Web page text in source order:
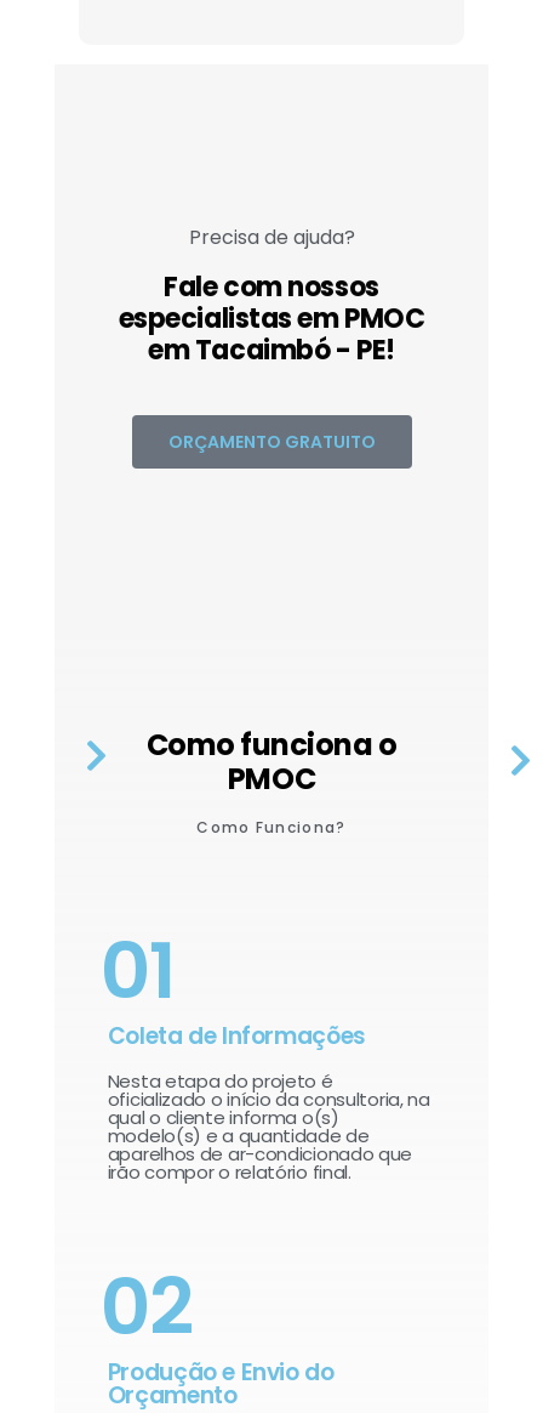
Precisa de ajuda?
Fale com nossos
especialistas em PMOC
em Tacaimbó - PE!
ORÇAMENTO GRATUITO
Como funciona o
PMOC
Como Funciona?
01
Coleta de Informações
Nesta etapa do projeto é
oficializado o início da consultoria, na
qual o cliente informa o(s)
modelo(s) e a quantidade de
aparelhos de ar-condicionado que
irão compor o relatório final.​
02
Produção e Envio do
Orçamento